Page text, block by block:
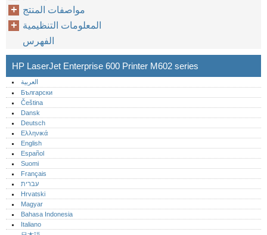
مواصفات المنتج
المعلومات التنظيمية
الفهرس
HP LaserJet Enterprise 600 Printer M602 series
العربية
Български
Čeština
Dansk
Deutsch
Ελληνικά
English
Español
Suomi
Français
עברית
Hrvatski
Magyar
Bahasa Indonesia
Italiano